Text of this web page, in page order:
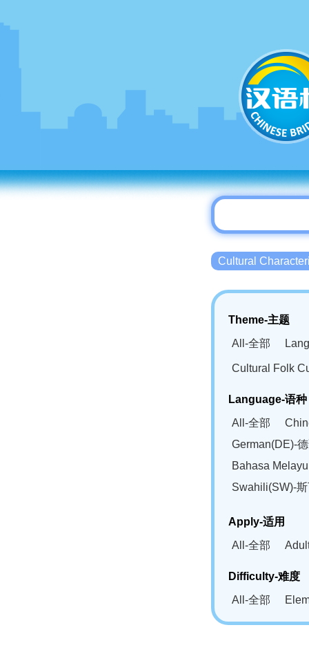
Cultural
Theme-主题
All-全部
Cultural Folk
Language-语种
All-全部
German(DE)-
Bahasa
Swahili(SW)-
Apply-适用
All-全部
Difficulty-难度
All-全部